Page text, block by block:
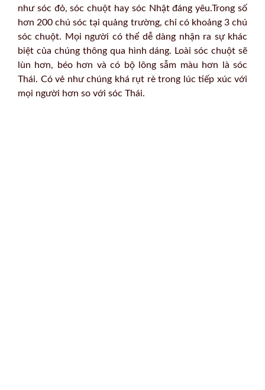
như sóc đỏ, sóc chuột hay sóc Nhật đáng yêu.Trong số
hơn 200 chú sóc tại quảng trường, chỉ có khoảng 3 chú
sóc chuột. Mọi người có thể dễ dàng nhận ra sự khác
biệt của chúng thông qua hình dáng. Loài sóc chuột sẽ
lùn hơn, béo hơn và có bộ lông sẫm màu hơn là sóc
Thái. Có vẻ như chúng khá rụt rè trong lúc tiếp xúc với
mọi người hơn so với sóc Thái.